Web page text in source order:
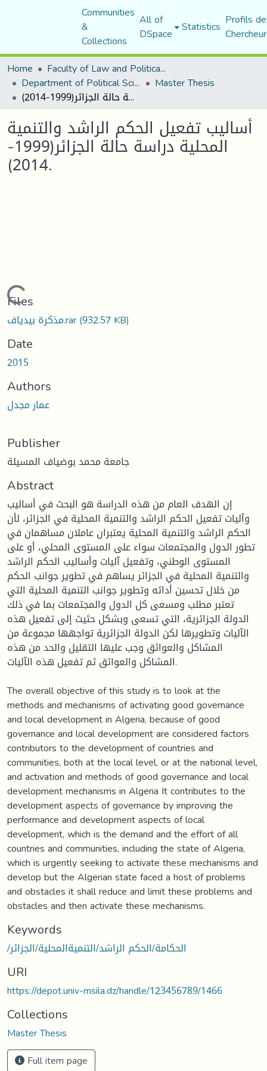
Communities
&
Collections
All of
DSpace Statistics Profils
Home
Faculty of Law and Political Science
Department of Political Sciences Master Thesis
أساليب تفعيل الحكم الراشد والتنمية المحلية دراسة حالة الجزائر(1999-2014).
أساليب تفعيل الحكم الراشد والتنمية
المحلية دراسة حالة الجزائر(1999-
2014).
Loading...
Files
مذكرة بيدياف.rar(932.57 KB)
Date
2015
Authors
عمار مجدل
Publisher
جامعة محمد بوضياف المسيلة
Abstract
إن الهدف العام من هذه الدراسة هو البحث في أساليب
وآليات تفعيل الحكم الراشد والتنمية المحلية في الجزائر، لأن
الحكم الراشد والتنمية المحلية يعتبران عاملان مساهمان في
تطور الدول والمجتمعات سواء على المستوى المحلي، أو على
المستوى الوطني، وتفعيل آليات وأساليب الحكم الراشد
والتنمية المحلية في الجزائر يساهم في تطوير جوانب الحكم
من خلال تحسين أدائه وتطوير جوانب التنمية المحلية التي
تعتبر مطلب ومسعى كل الدول والمجتمعات بما في ذلك
الدولة الجزائرية، التي تسعى وبشكل حثيث إلى تفعيل هذه
الآليات وتطويرها لكن الدولة الجزائرية تواجهها مجموعة من
المشاكل والعوائق وجب عليها التقليل والحد من هذه
المشاكل والعوائق ثم تفعيل هذه الآليات.
The overall objective of this study is to look at the
methods and mechanisms of activating good governance
and local development in Algeria, because of good
governance and local development are considered factors
contributors to the development of countries and
communities, both at the local level, or at the national level,
and activation and methods of good governance and local
development mechanisms in Algeria It contributes to the
development aspects of governance by improving the
performance and development aspects of local
development, which is the demand and the effort of all
countries and communities, including the state of Algeria,
which is urgently seeking to activate these mechanisms and
develop but the Algerian state faced a host of problems
and obstacles it shall reduce and limit these problems and
obstacles and then activate these mechanisms.
Keywords
/الحكامة/الحكم الراشد/التنميةالمحلية/الجزائر
URI
https://depot.univ-msila.dz/handle/123456789/1466
Collections
Master Thesis
Full item page